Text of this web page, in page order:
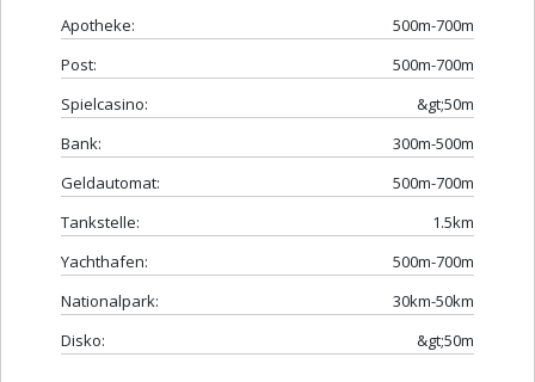
Apotheke:
500m-700m
Post:
500m-700m
Spielcasino:
&gt;50m
Bank:
300m-500m
Geldautomat:
500m-700m
Tankstelle:
1.5km
Yachthafen:
500m-700m
Nationalpark:
30km-50km
Disko:
&gt;50m